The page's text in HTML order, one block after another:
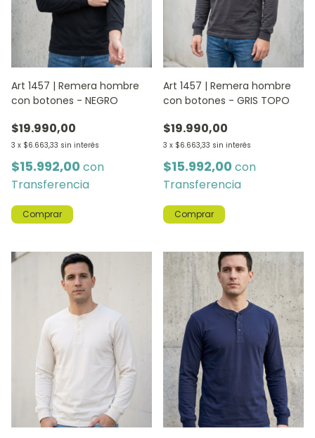
Art 1457 | Remera hombre
con botones - NEGRO
$19.990,00
3 x $6.663,33 sin interés
$15.992,00 con
Transferencia
Comprar
Art 1457 | Remera hombre
con botones - GRIS TOPO
$19.990,00
3 x $6.663,33 sin interés
$15.992,00 con
Transferencia
Comprar